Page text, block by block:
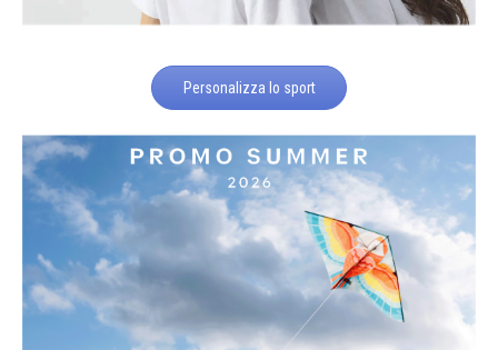
Personalizza lo sport